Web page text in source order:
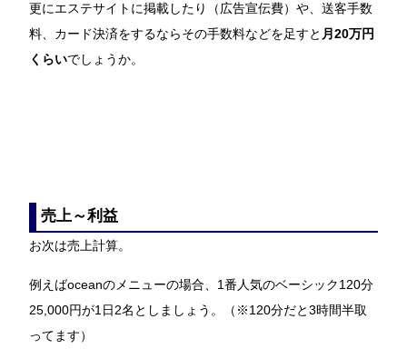
更にエステサイトに掲載したり（広告宣伝費）や、送客手数
料、カード決済をするならその手数料などを足すと 月20万円
くらいでしょうか。
売上～利益
お次は売上計算。
例えばoceanのメニューの場合、1番人気のベーシック120分
25,000円が1日2名としましょう。（※120分だと3時間半取
ってます）